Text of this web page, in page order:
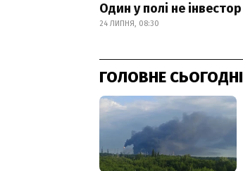
Один у полі не інвестор
24 ЛИПНЯ, 08:30
ГОЛОВНЕ СЬОГОДНІ